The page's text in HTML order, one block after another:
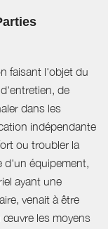
faisant l'objet du
de
dans les
indépendante
ou troubler la
d'un équipement,
ayant une
venait à être
œuvre les moyens